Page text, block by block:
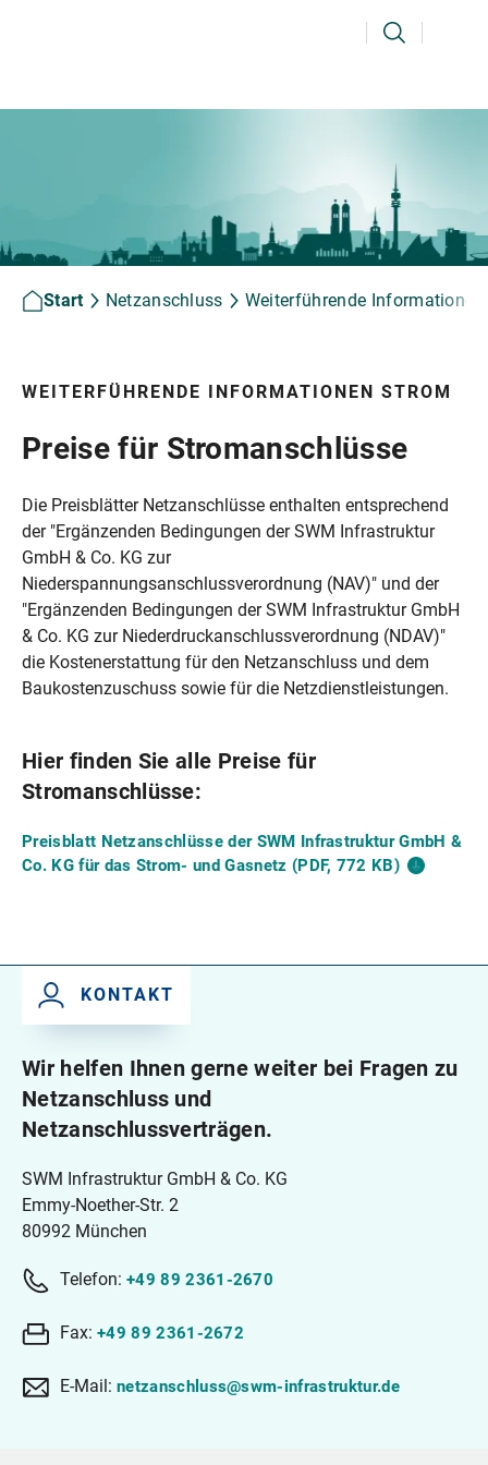
Suchen
Start Netzanschluss Weiterführende
WEITERFÜHRENDE INFORMATIONEN STROM
Preise für Stromanschlüsse
Die Preisblätter Netzanschlüsse enthalten entsprechend
der "Ergänzenden Bedingungen der SWM Infrastruktur
GmbH & Co. KG zur
Niederspannungsanschlussverordnung (NAV)" und der
"Ergänzenden Bedingungen der SWM Infrastruktur GmbH
& Co. KG zur Niederdruckanschlussverordnung (NDAV)"
die Kostenerstattung für den Netzanschluss und dem
Baukostenzuschuss sowie für die Netzdienstleistungen.
Hier finden Sie alle Preise für
Stromanschlüsse:
Preisblatt Netzanschlüsse der SWM Infrastruktur GmbH &
Co. KG für das Strom- und Gasnetz (PDF, 772 KB)
KONTAKT
Wir helfen Ihnen gerne weiter bei Fragen zu
Netzanschluss und
Netzanschlussverträgen.
SWM Infrastruktur GmbH & Co. KG
Emmy-Noether-Str. 2
80992 München
Telefon: +49 89 2361-2670
Fax: +49 89 2361-2672
E-Mail: netzanschluss@swm-infrastruktur.de